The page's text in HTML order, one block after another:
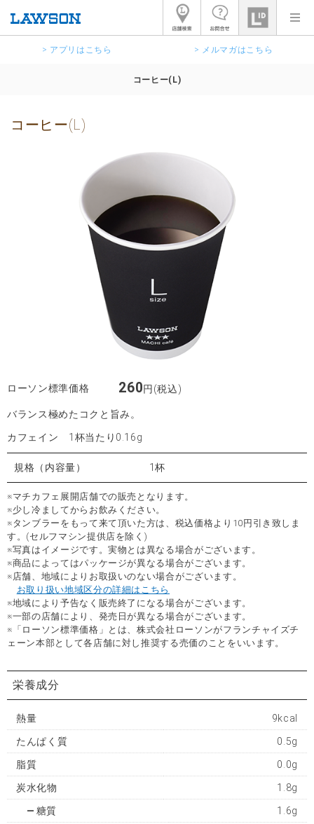
> アプリはこちら > メルマガはこちら
コーヒー(L)
コーヒー(L)
ローソン標準価格 260円(税込)
バランス極めたコクと旨み。
カフェイン 1杯当たり0.16g
規格（内容量） 1杯
※マチカフェ展開店舗での販売となります。
※少し冷ましてからお飲みください。
※タンブラーをもって来て頂いた方は、税込価格より10円引き致しま
す。(セルフマシン提供店を除く)
※写真はイメージです。実物とは異なる場合がございます。
※商品によってはパッケージが異なる場合がございます。
※店舗、地域によりお取扱いのない場合がございます。
お取り扱い地域区分の詳細はこちら
※地域により予告なく販売終了になる場合がございます。
※一部の店舗により、発売日が異なる場合がございます。
※「ローソン標準価格」とは、株式会社ローソンがフランチャイズチ
ェーン本部として各店舗に対し推奨する売価のことをいいます。
栄養成分
熱量 9kcal
たんぱく質 0.5g
脂質 0.0g
炭水化物 1.8g
糖質 1.6g